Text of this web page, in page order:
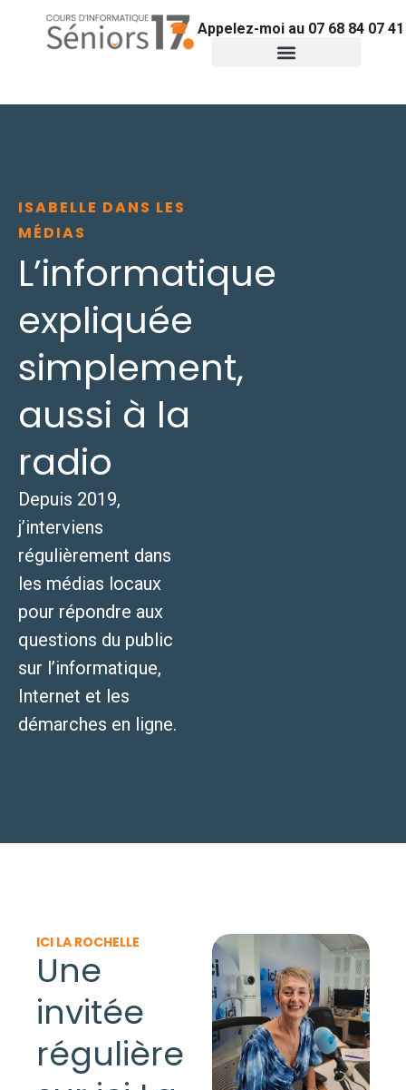
Appelez-moi au 07 68 84 07 41
ISABELLE DANS LES
MÉDIAS
L’informatique
expliquée
simplement,
aussi à la
radio
Depuis 2019,
j’interviens
régulièrement dans
les médias locaux
pour répondre aux
questions du public
sur l’informatique,
Internet et les
démarches en ligne.
ICI LA ROCHELLE
Une
invitée
régulière